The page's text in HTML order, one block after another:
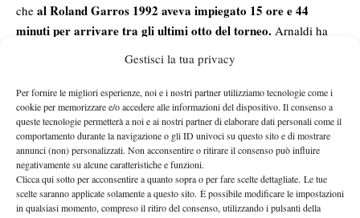
Gestisci la tua privacy
Per fornire le migliori esperienze, noi e i nostri partner utilizziamo tecnologie come i
cookie per memorizzare e/o accedere alle informazioni del dispositivo. Il consenso a
queste tecnologie permetterà a noi e ai nostri partner di elaborare dati personali come il
comportamento durante la navigazione o gli ID univoci su questo sito e di mostrare
annunci (non) personalizzati. Non acconsentire o ritirare il consenso può influire
negativamente su alcune caratteristiche e funzioni.
Clicca qui sotto per acconsentire a quanto sopra o per fare scelte dettagliate. Le tue
scelte saranno applicate solamente a questo sito. È possibile modificare le impostazioni
in qualsiasi momento, compreso il ritiro del consenso, utilizzando i pulsanti della
che al Roland Garros 1992 aveva impiegato 15 ore e 44
minuti per arrivare tra gli ultimi otto del torneo. Arnaldi ha
Il cammino del sanremese è stato una vera maratona. Al primo
turno sono servite4 ore e 1 minuto contro Tallon Griekspoor,
seguite dalle3 ore e 17 minuti contro Stefanos Tsitsipas.Nel
terzo turno è arrivata un’altra battaglia da
contro Raphael Collignon, prima dell’epica sfidacon Tiafoe,
vinta dopo 5 ore e 26 minutie una rimonta da 1-4 nel quarto